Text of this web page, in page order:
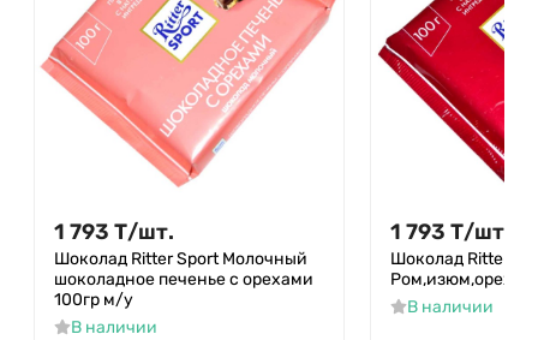
1 793 Т/шт.
Шоколад Ritter Sport Молочный
шоколадное печенье с орехами
100гр м/у
В наличии
1 793 Т/шт.
Шоколад Ritter
Ром,изюм,орех
В наличии